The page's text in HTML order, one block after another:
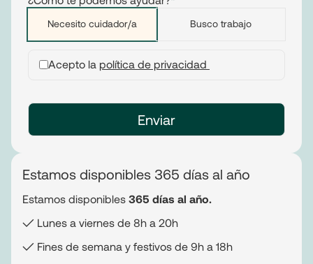
Necesito cuidador/a Busco trabajo
Acepto la política de privacidad
Estamos disponibles 365 días al año
Estamos disponibles 365 días al año.
✓ Lunes a viernes de 8h a 20h
✓ Fines de semana y festivos de 9h a 18h